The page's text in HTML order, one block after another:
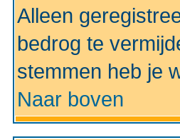
Alleen
bedrog te
stemmen heb je
Naar boven